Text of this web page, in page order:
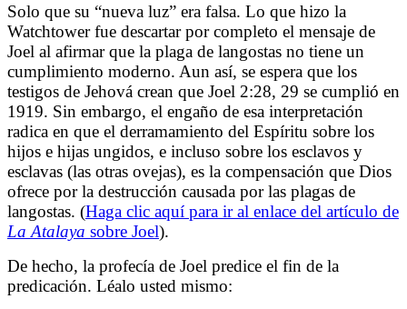
Solo que su “nueva luz” era falsa. Lo que hizo la
Watchtower fue descartar por completo el mensaje de
Joel al afirmar que la plaga de langostas no tiene un
cumplimiento moderno. Aun así, se espera que los
testigos de Jehová crean que Joel 2:28, 29 se cumplió en
1919. Sin embargo, el engaño de esa interpretación
radica en que el derramamiento del Espíritu sobre los
hijos e hijas ungidos, e incluso sobre los esclavos y
esclavas (las otras ovejas), es la compensación que Dios
ofrece por la destrucción causada por las plagas de
langostas. (Haga clic aquí para ir al enlace del artículo de
La Atalaya sobre Joel).
De hecho, la profecía de Joel predice el fin de la
predicación. Léalo usted mismo: